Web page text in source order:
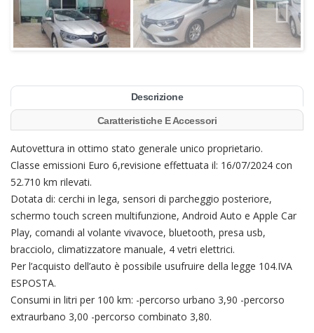
Descrizione
Caratteristiche E Accessori
Autovettura in ottimo stato generale unico proprietario.
Classe emissioni Euro 6,revisione effettuata il: 16/07/2024 con
52.710 km rilevati.
Dotata di: cerchi in lega, sensori di parcheggio posteriore,
schermo touch screen multifunzione, Android Auto e Apple Car
Play, comandi al volante vivavoce, bluetooth, presa usb,
bracciolo, climatizzatore manuale, 4 vetri elettrici.
Per l’acquisto dell’auto è possibile usufruire della legge 104.IVA
ESPOSTA.
Consumi in litri per 100 km: -percorso urbano 3,90 -percorso
extraurbano 3,00 -percorso combinato 3,80.